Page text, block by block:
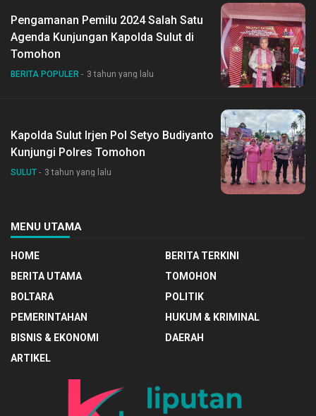
Pengamanan Pemilu 2024 Salah Satu
Agenda Kunjungan Kapolda Sulut di
Tomohon
BERITA POPULER 3 tahun yang lalu
Kapolda Sulut Irjen Pol Setyo Budiyanto
Kunjungi Polres Tomohon
SULUT 3 tahun yang lalu
MENU UTAMA
HOME
BERITA TERKINI
BERITA UTAMA
TOMOHON
BOLTARA
POLITIK
PEMERINTAHAN
HUKUM & KRIMINAL
BISNIS & EKONOMI
DAERAH
ARTIKEL